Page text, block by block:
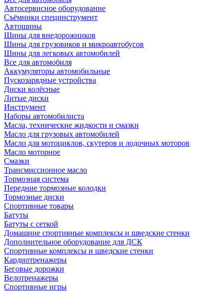
Автосервисное оборудование
Съёмники специнструмент
Автошины
Шины для внедорожников
Шины для грузовиков и микроавтобусов
Шины для легковых автомобилей
Все для автомобиля
Аккумуляторы автомобильные
Пускозарядные устройства
Диски колёсные
Литые диски
Инструмент
Наборы автомобилиста
Масла, технические жидкости и смазки
Масло для грузовых автомобилей
Масло для мотоциклов, скутеров и лодочных моторов
Масло моторное
Смазки
Трансмиссионное масло
Тормозная система
Передние тормозные колодки
Тормозные диски
Спортивные товары
Батуты
Батуты с сеткой
Домашние спортивные комплексы и шведские стенки
Дополнительное оборудование для ДСК
Спортивные комплексы и шведские стенки
Кардиотренажеры
Беговые дорожки
Велотренажеры
Спортивные игры